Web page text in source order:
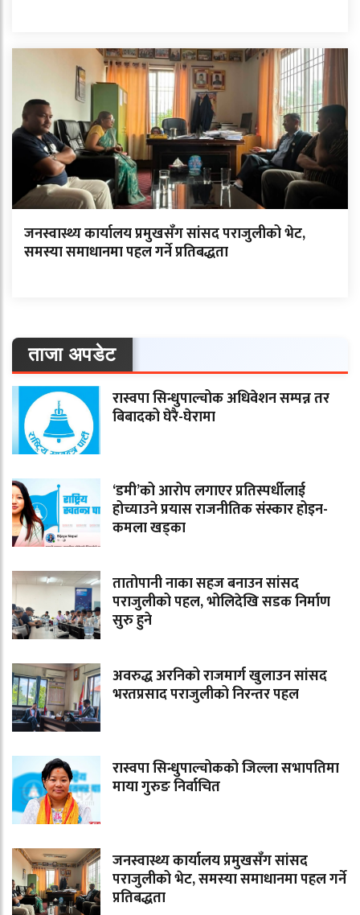
जनस्वास्थ्य कार्यालय प्रमुखसँग सांसद पराजुलीको भेट,
समस्या समाधानमा पहल गर्ने प्रतिबद्धता
ताजा अपडेट
रास्वपा सिन्धुपाल्चोक अधिवेशन सम्पन्न तर
बिबादको घेरै-घेरामा
‘डमी’को आरोप लगाएर प्रतिस्पर्धीलाई
होच्याउने प्रयास राजनीतिक संस्कार होइन-
कमला खड्का
तातोपानी नाका सहज बनाउन सांसद
पराजुलीको पहल, भोलिदेखि सडक निर्माण
सुरु हुने
अवरुद्ध अरनिको राजमार्ग खुलाउन सांसद
भरतप्रसाद पराजुलीको निरन्तर पहल
रास्वपा सिन्धुपाल्चोकको जिल्ला सभापतिमा
माया गुरुङ निर्वाचित
जनस्वास्थ्य कार्यालय प्रमुखसँग सांसद
पराजुलीको भेट, समस्या समाधानमा पहल गर्ने
प्रतिबद्धता